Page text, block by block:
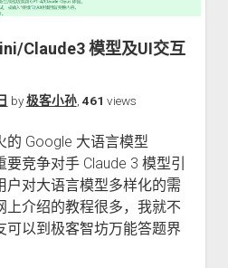
Claude3 模型及UI交互
by极客小孙, 461 views
的 Google 大语言模型
要竞争对手 Claude 3 模型引
户对大语言模型多样化的需
上介绍的教程很多，我就不
可以到极客智坊万能答题界